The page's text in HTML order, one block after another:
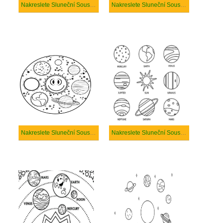
Nakreslete Sluneční Soustava u dětí Nakreslete Sluneční Soustava základní u dětí
Nakreslete Sluneční Soustava Základní Nakreslete Sluneční Soustava zdarma pro děti